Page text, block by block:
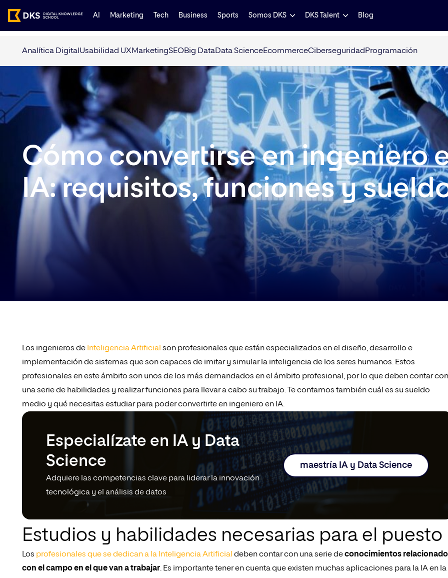
AI Marketing Tech Business Sports Somos DKS DKS Talent Blog
Analítica Digital Usabilidad UXMarketingSEOBig DataData ScienceEcommerceCiberseguridad Programación
Cómo convertirse en ingeniero
IA: requisitos, funciones y
Los ingenieros de Inteligencia Artificial son profesionales que están especializados en el diseño, desarrollo e
implementación de sistemas que son capaces de imitar y simular la inteligencia de los seres humanos. Estos
profesionales en este ámbito son unos de los más demandados en el ámbito profesional, por lo que deben contar con
una serie de habilidades y realizar funciones para llevar a cabo su trabajo. Te contamos también cuál es su sueldo
medio y qué necesitas estudiar para poder convertirte en ingeniero en IA.
Especialízate en IA y Data
Science
Adquiere las competencias clave para liderar la innovación
tecnológica y el análisis de datos
maestría IA y Data Science
Estudios y habilidades necesarias para el puesto
Los profesionales que se dedican a la Inteligencia Artificial deben contar con una serie deconocimientos
con el campo en el que van a trabajar. Es importante tener en cuenta que existen muchas aplicaciones para la IA en la